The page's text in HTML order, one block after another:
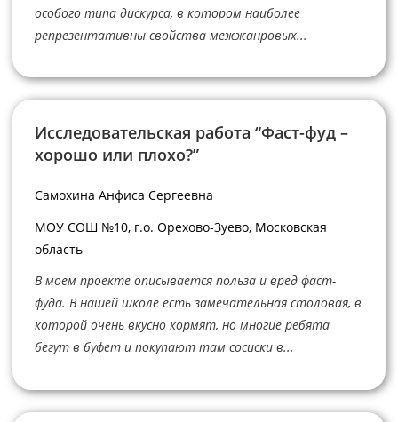
особого типа дискурса, в котором наиболее
репрезентативны свойства межжанровых...
Исследовательская работа “Фаст-фуд –
хорошо или плохо?”
Самохина Анфиса Сергеевна
МОУ СОШ №10, г.о. Орехово-Зуево, Московская
область
В моем проекте описывается польза и вред фаст-
фуда. В нашей школе есть замечательная столовая, в
которой очень вкусно кормят, но многие ребята
бегут в буфет и покупают там сосиски в...